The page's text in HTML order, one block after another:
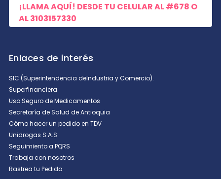
¡LLAMA AQUÍ! DESDE TU CELULAR AL#678 O
AL3103157330
Enlaces de interés
SIC (Superintendencia deIndustria y Comercio).
Superfinanciera
Uso Seguro de Medicamentos
Secretaría de Salud de Antioquia
Cómo hacer un pedido en TDV
Unidrogas S.A.S
Seguimiento a PQRS
Trabaja con nosotros
Rastrea tu Pedido